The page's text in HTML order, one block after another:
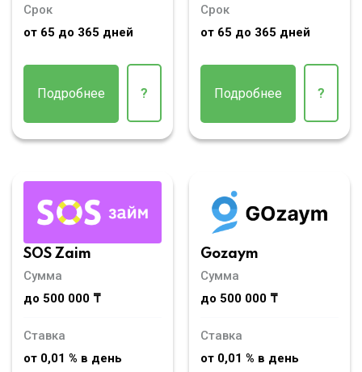
Срок
от 65 до 365 дней
Подробнее ?
Срок
от 65 до 365 дней
Подробнее ?
SOS Zaim
Сумма
до 500 000 ₸
Ставка
от 0,01 % в день
Gozaym
Сумма
до 500 000 ₸
Ставка
от 0,01 % в день